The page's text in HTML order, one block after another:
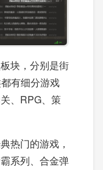
块，分别是街
有细分游戏
、RPG、策
热门的游戏，
系列、合金弹